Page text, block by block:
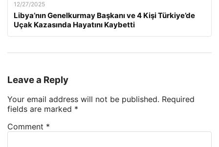
12/27/2025
Libya’nın Genelkurmay Başkanı ve 4 Kişi Türkiye’de
Uçak Kazasında Hayatını Kaybetti
Leave a Reply
Your email address will not be published. Required
fields are marked *
Comment *